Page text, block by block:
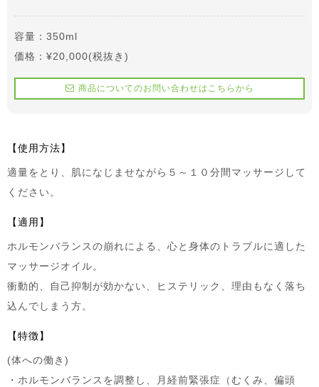
容量：350ml
価格：¥20,000(税抜き)
商品についてのお問い合わせはこちらから
【使用方法】
適量をとり、肌になじませながら５～１０分間マッサージして
ください。
【適用】
ホルモンバランスの崩れによる、心と身体のトラブルに適した
マッサージオイル。
衝動的、自己抑制が効かない、ヒステリック、理由もなく落ち
込んでしまう方。
【特徴】
(体への働き)
・ホルモンバランスを調整し、月経前緊張症（むくみ、偏頭